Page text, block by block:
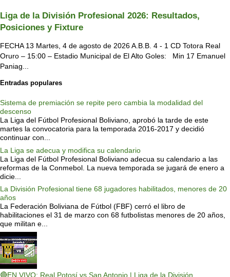
Liga de la División Profesional 2026: Resultados,
Posiciones y Fixture
FECHA 13 Martes, 4 de agosto de 2026 A.B.B. 4 - 1 CD Totora Real
Oruro – 15:00 – Estadio Municipal de El Alto Goles: Min 17 Emanuel
Paniag...
Entradas populares
Sistema de premiación se repite pero cambia la modalidad del
descenso
La Liga del Fútbol Profesional Boliviano, aprobó la tarde de este
martes la convocatoria para la temporada 2016-2017 y decidió
continuar con...
La Liga se adecua y modifica su calendario
La Liga del Fútbol Profesional Boliviano adecua su calendario a las
reformas de la Conmebol. La nueva temporada se jugará de enero a
dicie...
La División Profesional tiene 68 jugadores habilitados, menores de 20
años
La Federación Boliviana de Fútbol (FBF) cerró el libro de
habilitaciones el 31 de marzo con 68 futbolistas menores de 20 años,
que militan e...
🔴EN VIVO: Real Potosí vs San Antonio | Liga de la División